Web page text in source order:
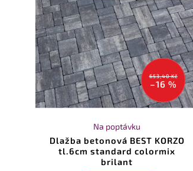
653,40 Kč
–16 %
Dlažba betonová BEST KORZO
tl.6cm standard colormix
brilant
Na poptávku